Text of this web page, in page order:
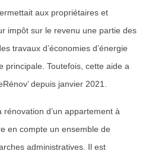
aux propriétaires et
impôt sur le revenu une partie des
travaux d’économies d’énergie
principale. Toutefois, cette aide a
depuis janvier 2021.
d’un appartement à
en compte un ensemble de
administratives. Il est